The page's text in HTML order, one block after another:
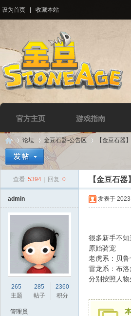
设为首页 收藏本站
官方主页 游戏指南
»
论坛
›
金豆石器-公告区 【金豆石器
查看: 5394 回复: 0 【金豆石
admin
265
主题
285
帖子
2360
积分
管理员
发表于
很多新手不
原始骑宠
老虎系：贝
雷龙系：布
分别按照人